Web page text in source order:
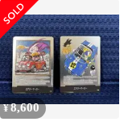
¥8,600